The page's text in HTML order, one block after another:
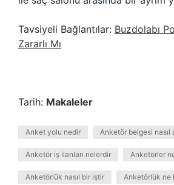
Tavsiyeli Bağlantılar: Buzdolabı
Zararlı Mı
Tarih: Makaleler
Anket yolu nedir Anketör belgesi nasıl
Anketör iş ilanları nelerdir Anketörler
Anketörlük nasıl bir iştir Anketörlük ne